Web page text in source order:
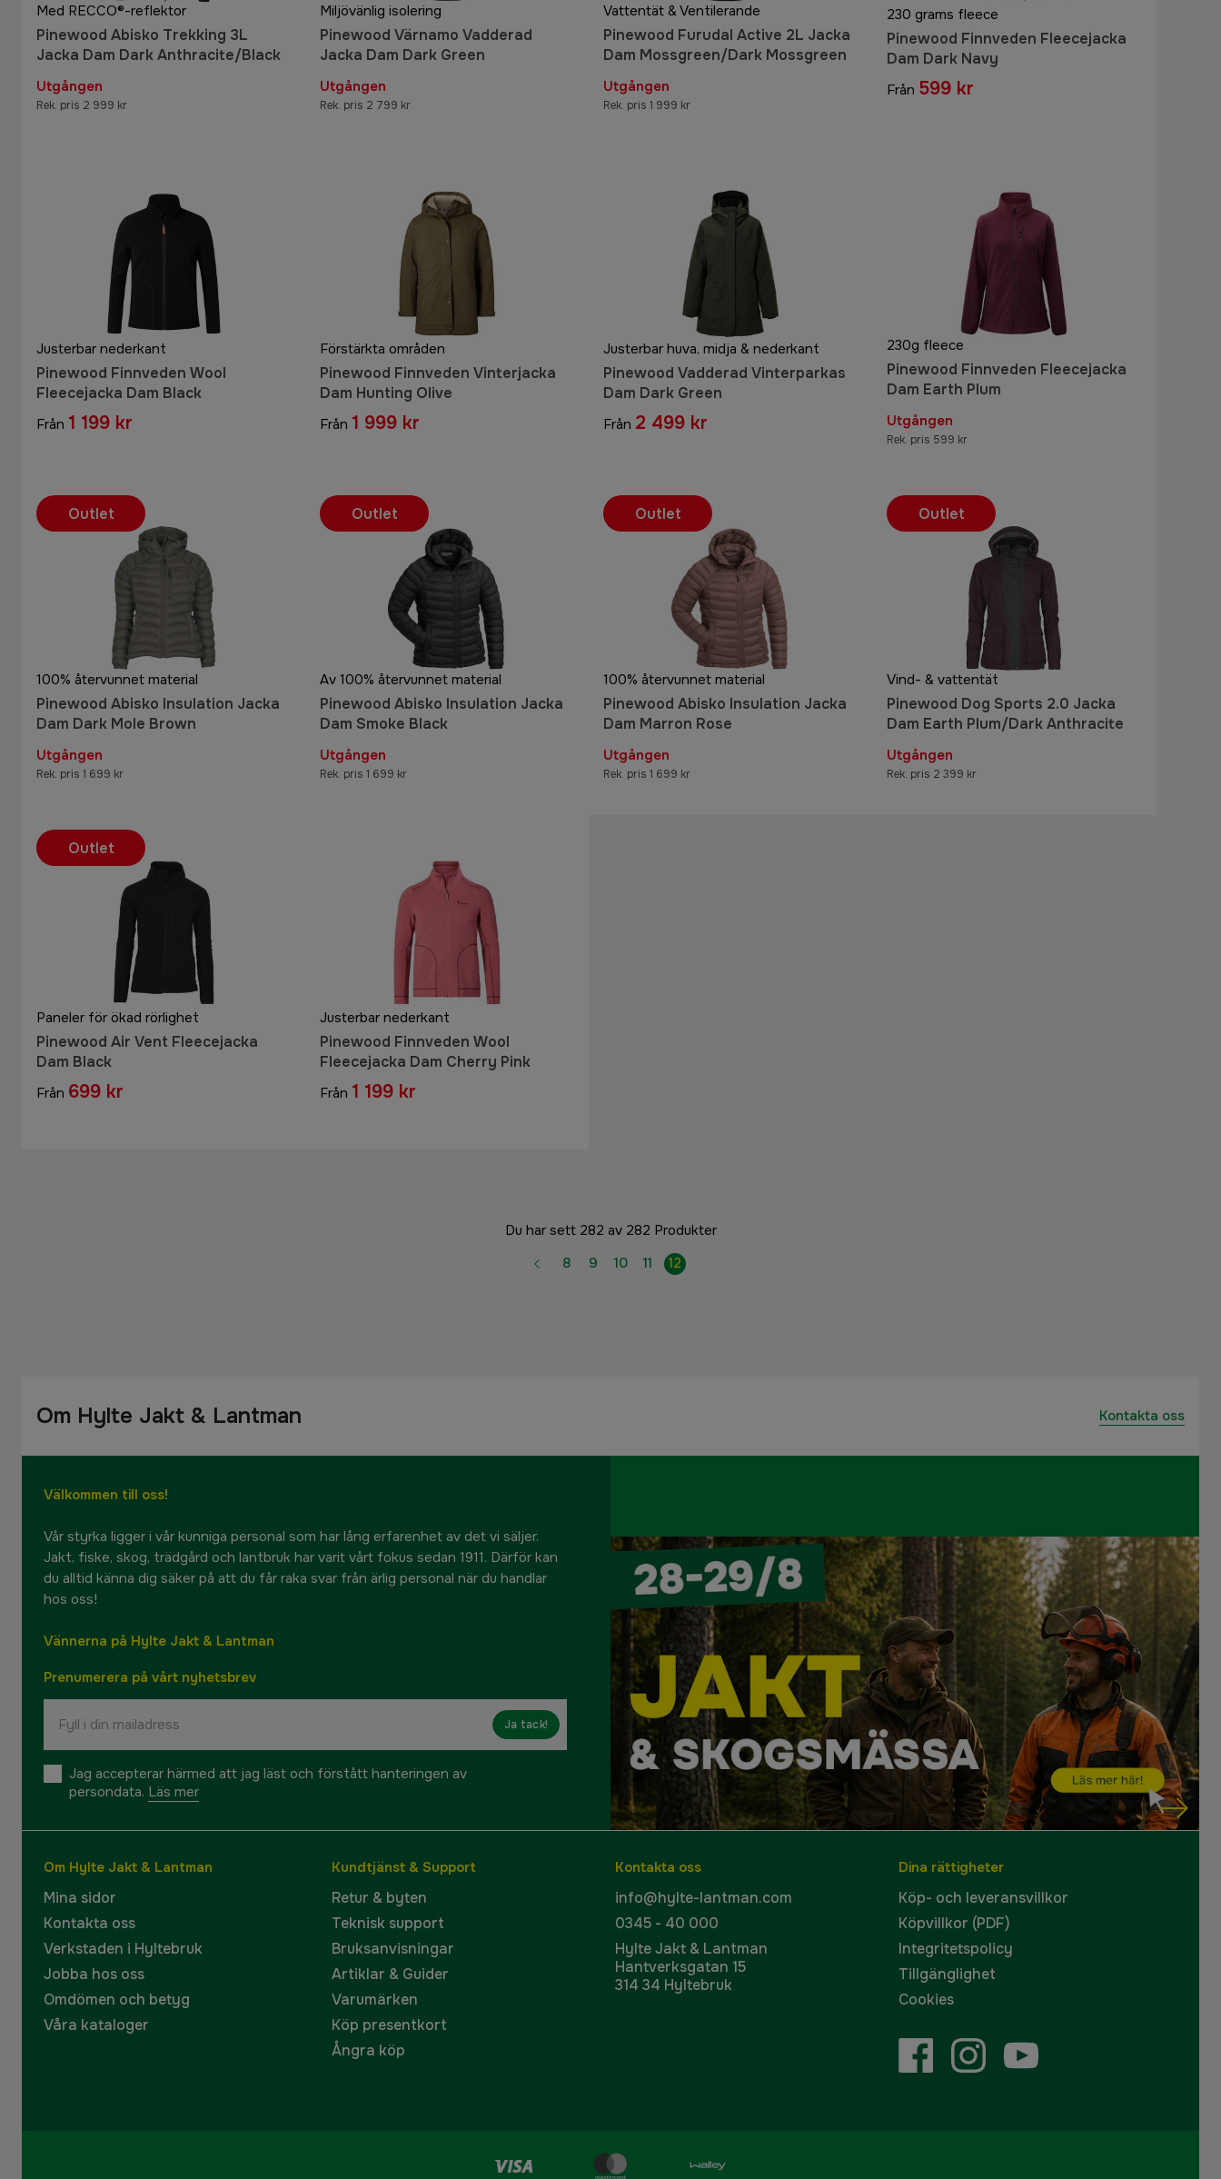
Med RECCO®-reflektor
Pinewood Abisko Trekking 3L
Jacka Dam Dark Anthracite/Black
Utgången
Rek. pris 2 999 kr
Miljövänlig isolering
Pinewood Värnamo Vadderad
Jacka Dam Dark Green
Utgången
Rek. pris 2 799 kr
Vattentät & Ventilerande
Pinewood Furudal Active 2L Jacka
Dam Mossgreen/Dark Mossgreen
Utgången
Rek. pris 1 999 kr
230 grams fleece
Pinewood Finnveden Fleecejacka
Dam Dark Navy
Från 599 kr
Justerbar nederkant
Pinewood Finnveden Wool
Fleecejacka Dam Black
Från 1 199 kr
Förstärkta områden
Pinewood Finnveden Vinterjacka
Dam Hunting Olive
Från 1 999 kr
Justerbar huva, midja & nederkant
Pinewood Vadderad Vinterparkas
Dam Dark Green
Från 2 499 kr
230g fleece
Pinewood Finnveden Fleecejacka
Dam Earth Plum
Utgången
Rek. pris 599 kr
100% återvunnet material
Pinewood Abisko Insulation Jacka
Dam Dark Mole Brown
Utgången
Rek. pris 1 699 kr
Outlet
Av 100% återvunnet material
Pinewood Abisko Insulation Jacka
Dam Smoke Black
Utgången
Rek. pris 1 699 kr
Outlet
100% återvunnet material
Pinewood Abisko Insulation Jacka
Dam Marron Rose
Utgången
Rek. pris 1 699 kr
Outlet
Vind- & vattentät
Pinewood Dog Sports 2.0 Jacka
Dam Earth Plum/Dark Anthracite
Utgången
Rek. pris 2 399 kr
Outlet
Paneler för ökad rörlighet
Pinewood Air Vent Fleecejacka
Dam Black
Från 699 kr
Outlet
Justerbar nederkant
Pinewood Finnveden Wool
Fleecejacka Dam Cherry Pink
Från 1 199 kr
Du har sett 282 av 282 Produkter
8
9 10 11 12
Om Hylte Jakt & Lantman Kontakta oss
Välkommen till oss!
Vår styrka ligger i vår kunniga personal som har lång erfarenhet av det vi säljer.
Jakt, fiske, skog, trädgård och lantbruk har varit vårt fokus sedan 1911. Därför kan
du alltid känna dig säker på att du får raka svar från ärlig personal när du handlar
hos oss!
Vännerna på Hylte Jakt & Lantman
Prenumerera på vårt nyhetsbrev
Ja tack!
Jag accepterar härmed att jag läst och förstått hanteringen av
persondata. Läs mer
Om Hylte Jakt & Lantman
Mina sidor
Kontakta oss
Verkstaden i Hyltebruk
Jobba hos oss
Omdömen och betyg
Våra kataloger
Kundtjänst & Support
Retur & byten
Teknisk support
Bruksanvisningar
Artiklar & Guider
Varumärken
Köp presentkort
Ångra köp
Kontakta oss
info@hylte-lantman.com
0345 - 40 000
Hylte Jakt & Lantman
Hantverksgatan 15
314 34 Hyltebruk
Dina rättigheter
Köp- och leveransvillkor
Köpvillkor (PDF)
Integritetspolicy
Tillgänglighet
Cookies